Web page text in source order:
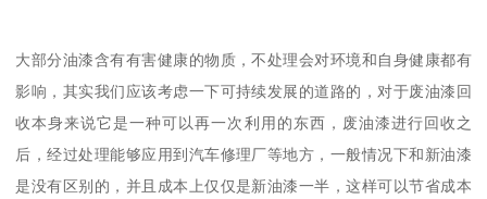
大部分油漆含有有害健康的物质，不处理会对环境和自身健康都有
影响，其实我们应该考虑一下可持续发展的道路的，对于废油漆回
收本身来说它是一种可以再一次利用的东西，废油漆进行回收之
后，经过处理能够应用到汽车修理厂等地方，一般情况下和新油漆
是没有区别的，并且成本上仅仅是新油漆一半，这样可以节省成本